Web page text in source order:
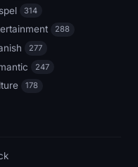
314
288
277
247
178